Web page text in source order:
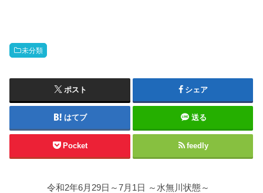
未分類
ポスト シェア
はてブ 送る
Pocket feedly
令和2年6月29日～7月1日 ～水無川状態～